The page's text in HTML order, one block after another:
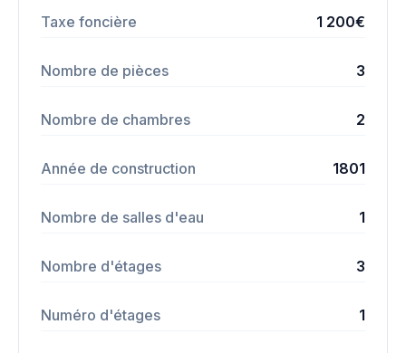
Taxe foncière 1 200€
Nombre de pièces 3
Nombre de chambres 2
Année de construction 1801
Nombre de salles d'eau 1
Nombre d'étages 3
Numéro d'étages 1